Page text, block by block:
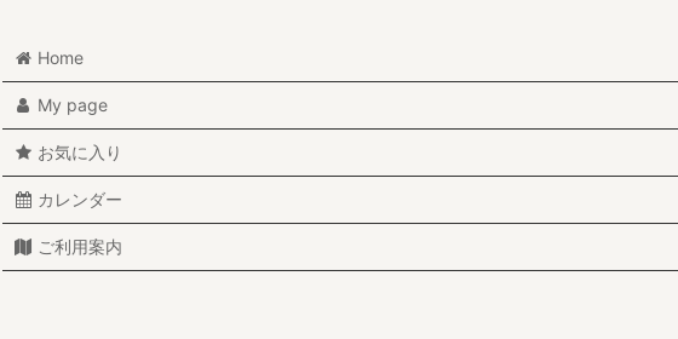
Home
My page
お気に入り
カレンダー
ご利用案内